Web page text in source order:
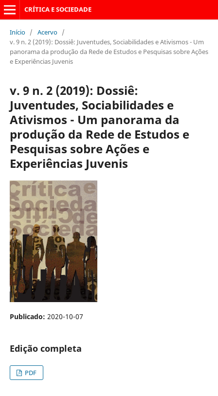
CRÍTICA E SOCIEDADE
Início / Acervo /
v. 9 n. 2 (2019): Dossiê: Juventudes, Sociabilidades e Ativismos - Um
panorama da produção da Rede de Estudos e Pesquisas sobre Ações
e Experiências Juvenis
v. 9 n. 2 (2019): Dossiê:
Juventudes, Sociabilidades e
Ativismos - Um panorama da
produção da Rede de Estudos e
Pesquisas sobre Ações e
Experiências Juvenis
Publicado: 2020-10-07
Edição completa
PDF